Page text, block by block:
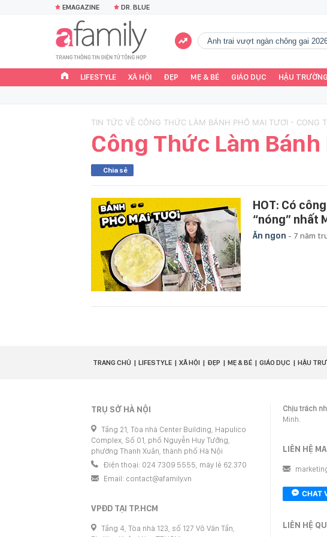
EMAGAZINE DR. BLUE
Anh trai vượt ngàn chông gai
LIFESTYLE XÃ HỘI ĐẸP MẸ & BÉ GIÁO DỤC HẬU TRƯỜNG
TIN TỨC VỀ CÔNG THỨC LÀM BÁNH PHÔ MAI TƯƠI - CONG
Công Thức Làm
Chia sẻ
HOT: Có
“nóng” nhất
Ăn ngon - 7 năm
TRANG CHỦ LIFESTYLE XÃ HỘI ĐẸP MẸ & BÉ GIÁO DỤC HẬU
TRỤ SỞ HÀ NỘI
Tầng 21, Tòa nhà Center Building, Hapulico
Complex, Số 01, phố Nguyễn Huy Tưởng,
phường Thanh Xuân, thành phố Hà Nội
Điện thoại: 024 7309 5555, máy lẻ 62.370
Email: contact@afamily.vn
VPĐD TẠI TP.HCM
Tầng 4, Tòa nhà 123, số 127 Võ Văn Tần,
Chịu trách
Minh.
LIÊN HỆ
CHAT
LIÊN HỆ